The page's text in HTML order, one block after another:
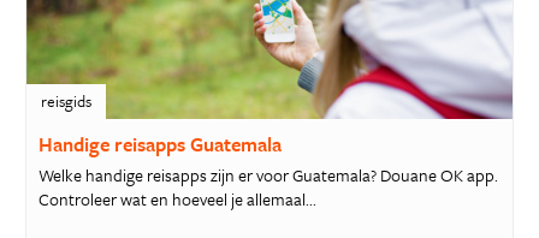
reisgids
Handige reisapps Guatemala
Welke handige reisapps zijn er voor Guatemala? Douane OK app.
Controleer wat en hoeveel je allemaal...